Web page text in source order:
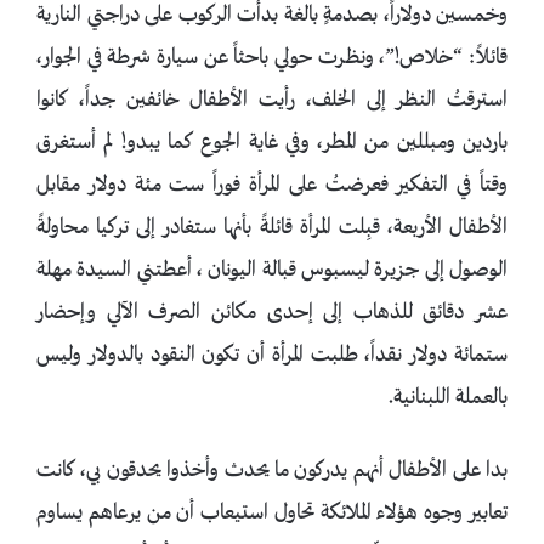
وخمسين دولاراً، بصدمةٍ بالغة بدأت الركوب على دراجتي النارية
قائلاً: “خلاص!”، ونظرت حولي باحثاً عن سيارة شرطة في الجوار،
استرقتُ النظر إلى الخلف، رأيت الأطفال خائفين جداً، كانوا
باردين ومبللين من المطر، وفي غاية الجوع كما يبدو! لم أستغرق
وقتاً في التفكير فعرضتُ على المرأة فوراً ست مئة دولار مقابل
الأطفال الأربعة، قبِلت المرأة قائلةً بأنها ستغادر إلى تركيا محاولةً
الوصول إلى جزيرة ليسبوس قبالة اليونان ، أعطتني السيدة مهلة
عشر دقائق للذهاب إلى إحدى مكائن الصرف الآلي وإحضار
ستمائة دولار نقداً، طلبت المرأة أن تكون النقود بالدولار وليس
بالعملة اللبنانية.
بدا على الأطفال أنهم يدركون ما يحدث وأخذوا يحدقون بي، كانت
تعابير وجوه هؤلاء الملائكة تحاول استيعاب أن من يرعاهم يساوم